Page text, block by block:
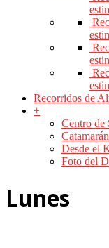
Recorridos de
+
Centro de
Desde el
Foto del
Lunes